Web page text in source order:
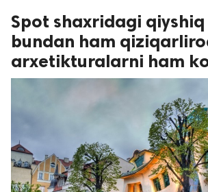
Spot shaxridagi
bundan ham
arxetikturalarni ham